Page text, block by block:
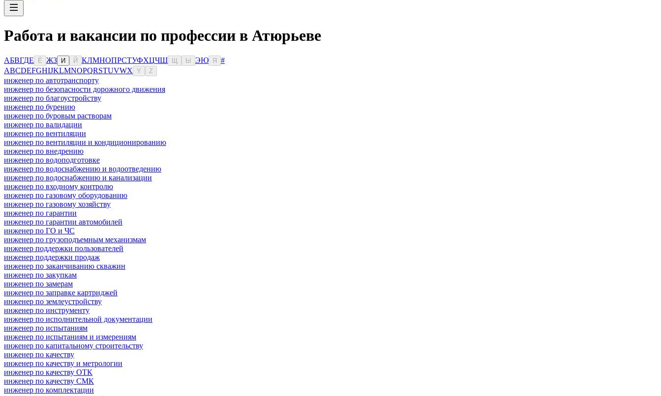
Работа и вакансии по профессии в Атюрьеве
АБВГДЕ Ё ЖЗ И Й КЛМНОПРСТУФХЦЧШ Ы ЭЮ Я
#
ABCDEFGHIJKLMNOPQRSTUVWX Y Z
инженер по автотранспорту
инженер по безопасности дорожного движения
инженер по благоустройству
инженер по бурению
инженер по буровым растворам
инженер по валидации
инженер по вентиляции
инженер по вентиляции и кондиционированию
инженер по внедрению
инженер по водоподготовке
инженер по водоснабжению и водоотведению
инженер по водоснабжению и канализации
инженер по входному контролю
инженер по газовому оборудованию
инженер по газовому хозяйству
инженер по гарантии
инженер по гарантии автомобилей
инженер по ГО и ЧС
инженер по грузоподъемным механизмам
инженер поддержки пользователей
инженер поддержки продаж
инженер по заканчиванию скважин
инженер по закупкам
инженер по замерам
инженер по заправке картриджей
инженер по землеустройству
инженер по инструменту
инженер по исполнительной документации
инженер по испытаниям
инженер по испытаниям и измерениям
инженер по капитальному строительству
инженер по качеству
инженер по качеству и метрологии
инженер по качеству ОТК
инженер по качеству СМК
инженер по комплектации